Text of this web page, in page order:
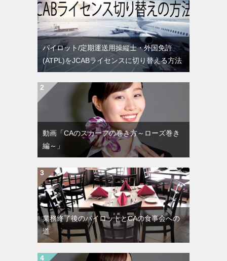
パイロット/定期運送用操縦士・外国免許
(ATPL)をJCABライセンスに切り替える方法
動画「CAのスカーフの巻き方～ローズ巻き
編～」
業務終了後のパイロットとCAの食事会への
道